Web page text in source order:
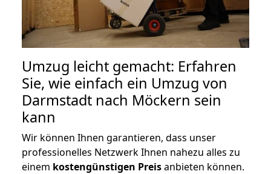
Umzug leicht gemacht: Erfahren
Sie, wie einfach ein Umzug von
Darmstadt nach Möckern sein
kann
Wir können Ihnen garantieren, dass unser
professionelles Netzwerk Ihnen nahezu alles zu
einem kostengünstigen Preisanbieten können.